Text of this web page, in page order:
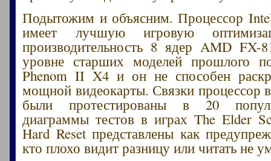
Подытожим и объясним. Процессор
имеет лучшую игровую
производительность 8 ядер AMD FX-
уровне старших моделей прошлого
Phenom II X4 и он не способен
мощной видеокарты. Связки процессор
были протестированы в 20
диаграммы тестов в играх The Elder
Hard Reset представлены как
кто плохо видит разницу или читать не